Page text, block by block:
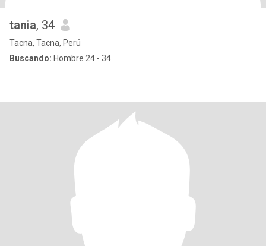
tania, 34
Tacna, Tacna, Perú
Buscando: Hombre 24 - 34